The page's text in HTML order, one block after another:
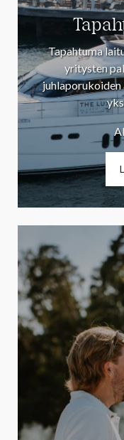
Tapahtuma
yritysten
juhlaporukoiden